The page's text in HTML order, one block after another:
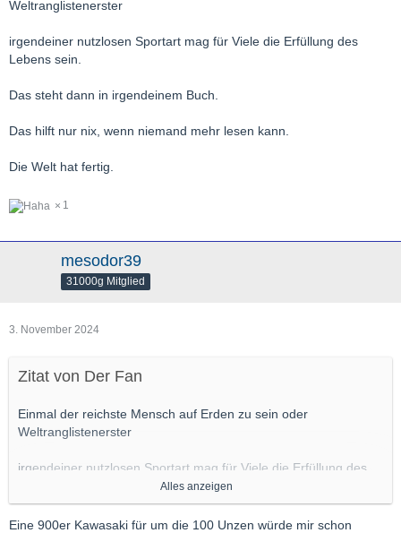
Weltranglistenerster
irgendeiner nutzlosen Sportart mag für Viele die Erfüllung des
Lebens sein.
Das steht dann in irgendeinem Buch.
Das hilft nur nix, wenn niemand mehr lesen kann.
Die Welt hat fertig.
1
mesodor39
31000g Mitglied
3. November 2024
Zitat von Der Fan
Einmal der reichste Mensch auf Erden zu sein oder
Weltranglistenerster
irgendeiner nutzlosen Sportart mag für Viele die Erfüllung des
Das steht dann in irgendeinem Buch.
Alles anzeigen
Eine 900er Kawasaki für um die 100 Unzen würde mir schon